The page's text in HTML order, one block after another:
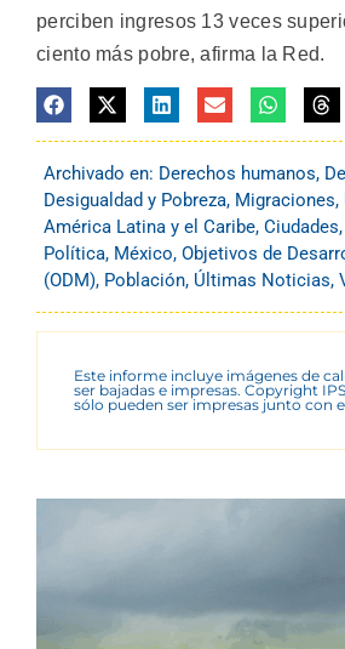
perciben ingresos 13 veces
ciento más pobre, afirma la Red.
Archivado en: Derechos humanos,
Desigualdad y Pobreza, Migraciones,
América Latina y el Caribe, Ciudades,
Política, México, Objetivos de
(ODM), Población, Últimas Noticias,
Este informe incluye imágenes de
ser bajadas e impresas. Copyright
sólo pueden ser impresas junto con